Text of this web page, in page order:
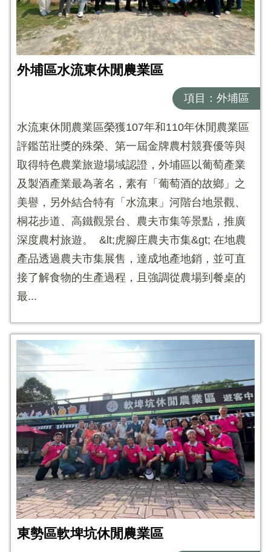
外埔區水流東休閒農業區
項目：外埔區
水流東休閒農業區榮獲107年和110年休閒農業區
評鑑茁壯獎的殊榮、第一屆金牌農村競賽優等與
取得特色農業旅遊場域認證，外埔區以葡萄產業
及製酒產業最為著名，素有「葡萄酒的故鄉」之
美譽，另外結合特有「水流東」河階台地景觀、
桐花步道、高鐵觀景台、農夫市集等景點，推廣
深度農村旅遊。 &lt;虎腳庄農夫市集&gt; 在地農
產品透過農夫市集展售，達成地產地銷，並可直
接了解食物的生產過程，且強調從農場到餐桌的
最...
東勢區軟埤坑休閒農業區